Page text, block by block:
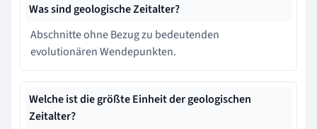
Was sind geologische Zeitalter?
Abschnitte ohne Bezug zu bedeutenden
evolutionären Wendepunkten.
Welche ist die größte Einheit der geologischen
Zeitalter?